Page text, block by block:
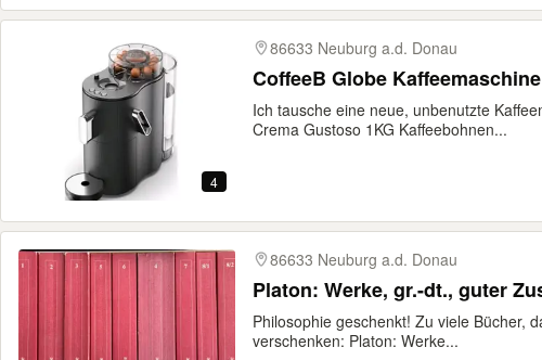
4
86633 Neuburg a.d. Donau
CoffeeB Globe Kaffeemaschine
Ich tausche eine neue, unbenutzte
Crema Gustoso 1KG Kaffeebohnen...
86633 Neuburg a.d. Donau
Platon: Werke, gr.-dt., guter
Philosophie geschenkt! Zu viele Bücher,
verschenken: Platon: Werke...